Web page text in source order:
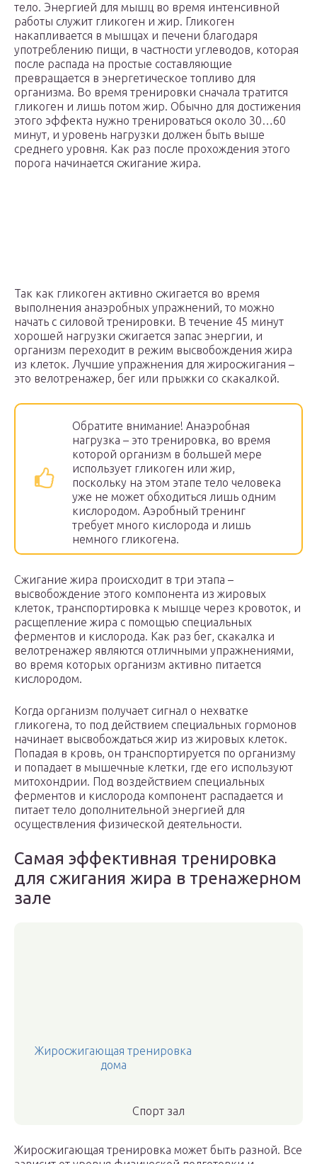
тело. Энергией для мышц во время интенсивной
работы служит гликоген и жир. Гликоген
накапливается в мышцах и печени благодаря
употреблению пищи, в частности углеводов, которая
после распада на простые составляющие
превращается в энергетическое топливо для
организма. Во время тренировки сначала тратится
гликоген и лишь потом жир. Обычно для достижения
этого эффекта нужно тренироваться около 30…60
минут, и уровень нагрузки должен быть выше
среднего уровня. Как раз после прохождения этого
порога начинается сжигание жира.
Так как гликоген активно сжигается во время
выполнения анаэробных упражнений, то можно
начать с силовой тренировки. В течение 45 минут
хорошей нагрузки сжигается запас энергии, и
организм переходит в режим высвобождения жира
из клеток. Лучшие упражнения для жиросжигания –
это велотренажер, бег или прыжки со скакалкой.
Обратите внимание! Анаэробная
нагрузка – это тренировка, во время
которой организм в большей мере
использует гликоген или жир,
поскольку на этом этапе тело человека
уже не может обходиться лишь одним
кислородом. Аэробный тренинг
требует много кислорода и лишь
немного гликогена.
Сжигание жира происходит в три этапа –
высвобождение этого компонента из жировых
клеток, транспортировка к мышце через кровоток, и
расщепление жира с помощью специальных
ферментов и кислорода. Как раз бег, скакалка и
велотренажер являются отличными упражнениями,
во время которых организм активно питается
кислородом.
Когда организм получает сигнал о нехватке
гликогена, то под действием специальных гормонов
начинает высвобождаться жир из жировых клеток.
Попадая в кровь, он транспортируется по организму
и попадает в мышечные клетки, где его используют
митохондрии. Под воздействием специальных
ферментов и кислорода компонент распадается и
питает тело дополнительной энергией для
осуществления физической деятельности.
Самая эффективная тренировка
для сжигания жира в тренажерном
зале
Жиросжигающая тренировка
дома
Спорт зал
Жиросжигающая тренировка может быть разной. Все